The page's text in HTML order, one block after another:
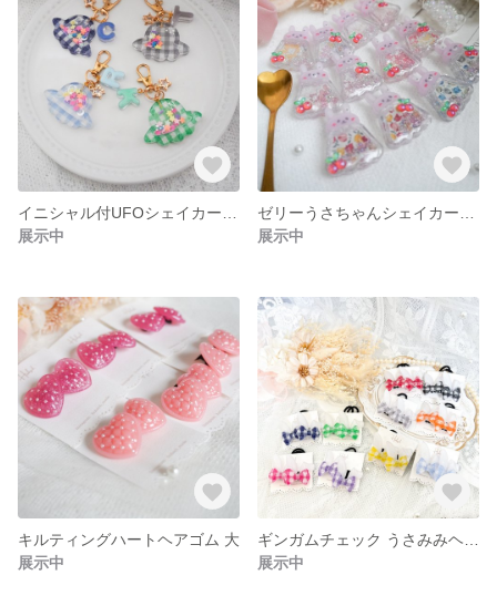
展示中
展示中
キルティングハートヘアゴム 大
展示中
展示中